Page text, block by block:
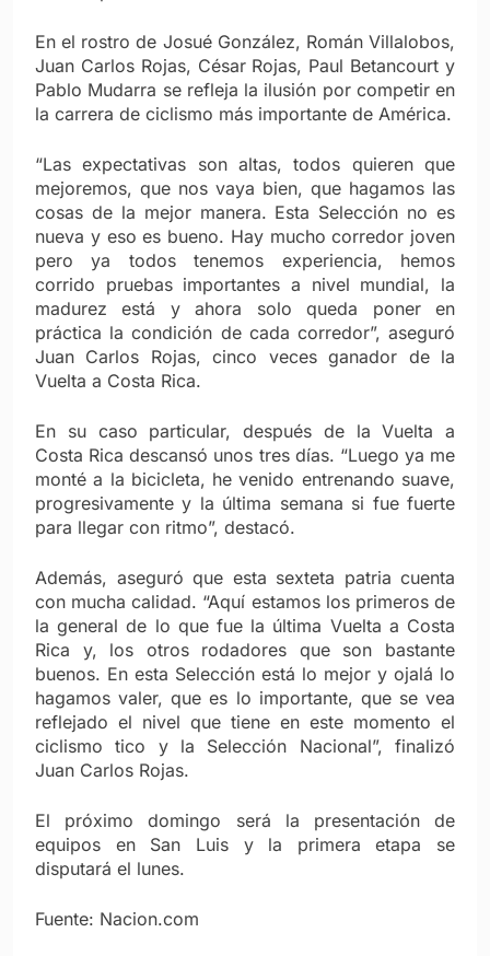
En el rostro de Josué González, Román Villalobos,
Juan Carlos Rojas, César Rojas, Paul Betancourt y
Pablo Mudarra se refleja la ilusión por competir en
la carrera de ciclismo más importante de América.
“Las expectativas son altas, todos quieren que
mejoremos, que nos vaya bien, que hagamos las
cosas de la mejor manera. Esta Selección no es
nueva y eso es bueno. Hay mucho corredor joven
pero ya todos tenemos experiencia, hemos
corrido pruebas importantes a nivel mundial, la
madurez está y ahora solo queda poner en
práctica la condición de cada corredor”, aseguró
Juan Carlos Rojas, cinco veces ganador de la
Vuelta a Costa Rica.
En su caso particular, después de la Vuelta a
Costa Rica descansó unos tres días. “Luego ya me
monté a la bicicleta, he venido entrenando suave,
progresivamente y la última semana si fue fuerte
para llegar con ritmo”, destacó.
Además, aseguró que esta sexteta patria cuenta
con mucha calidad. “Aquí estamos los primeros de
la general de lo que fue la última Vuelta a Costa
Rica y, los otros rodadores que son bastante
buenos. En esta Selección está lo mejor y ojalá lo
hagamos valer, que es lo importante, que se vea
reflejado el nivel que tiene en este momento el
ciclismo tico y la Selección Nacional”, finalizó
Juan Carlos Rojas.
El próximo domingo será la presentación de
equipos en San Luis y la primera etapa se
disputará el lunes.
Fuente: Nacion.com